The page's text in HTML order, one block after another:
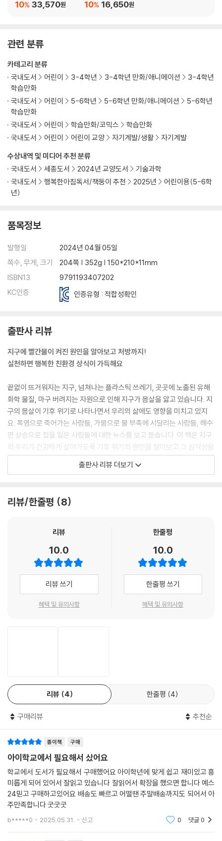
55 화학 물질은 어떻게 관리해야 하나요?
57 겨울에 내복을 챙겨 입으면 지구에 도움이 된다고요?
58 겨울을 따뜻하게 지내볼까요?
59 환경에 도움이 되는 냉장고 사용법이 있다고요?
60 냉동실에 낀 성에도 환경에 안 좋다고요?
61 손 씻을 때도 지구를 생각해야죠?
62 샤워할 때 어떻게 물을 아낄 수 있을까요?
63 물을 아끼는 방법이 방법이 많이 있다고요?
64 수돗물을 마셔도 된다고요?
66 우리가 사용하는 종이 양이 얼마나 될까요?
67 핸드 타월은 한 장으로도 충분하다고요?
68 손수건을 쓰는 것도 지구를 위한 거라고요?
70 LED가 뭐예요?
72 필요 없는 이메일은 지우는 게 좋다고요?
73 조금 불편한 여행도 괜찮다고요?
76 그린카드를 사용해 볼까요?
78 여행지에 사는 사람들은 행복할까요?
79 공정 여행이 뭐예요?
81 지구를 위해 불을 끄는 시간이 있다고요?
82 플로깅이 뭐예요?
83 해변을 살리는 비치코밍이 뭐예요?
84 새활용(업사이클링)이 뭐예요?
85 제로웨이스트가 뭐예요?
86 패스트 패션? 슬로우 패션?
87 옷은 환경에 어떤 빚이 있을까요?
88 착한 소비 ‘미닝아웃’이 뭐예요?
90 일상 속 환경운동가가 되어 볼까요?
33,570원
10% 16,650원
10%
관련 분류
수상내역 및 미디어 추천 분류
국내도서
세종도서 2024년 교양도서
기술과학
국내도서
행복한아침독서/책둥이 추천 2025년
어린이용(5-6학
년)
카테고리 분류
국내도서
어린이 3-4학년 3-4학년 만화/애니메이션
3-4학년
학습만화
국내도서
어린이 5-6학년 5-6학년 만화/애니메이션
5-6학년
학습만화
국내도서
어린이 학습만화/코믹스
학습만화
국내도서
어린이 어린이 교양 자기계발/생활 자기계발
품목정보
발행일
2024년 04월 05일
쪽수, 무게, 크기
204쪽 | 352g | 150*210*11mm
ISBN13
9791193407202
KC인증
인증유형 : 적합성확인
출판사 리뷰
지구에 빨간불이 켜진 원인을 알아보고 처방까지!
실천하면 행복한 친환경 상식이 가득해요
끝없이 뜨거워지는 지구, 넘쳐나는 플라스틱 쓰레기, 곳곳에 노출된 유해
화학 물질, 마구 버려지는 자원으로 인해 지구가 몸살을 앓고 있습니다. 지
구의 몸살이 기후 위기로 나타나면서 우리의 삶에도 영향을 미치고 있지
요. 폭염으로 죽어가는 사람들, 가뭄으로 물 부족에 시달리는 사람들, 해수
면 상승으로 집을 잃은 사람들에 대한 뉴스를 보고 듣습니다. 이 책은 지구
와 우리가 건강하게 살아가도록 기후 위기의 원인을 알아보고 그 심각성을
알기 쉽게 설명해 줍니다. 또한 우리 일상생활과 맞닿아 있는 문제들을 짚
어 보면서 어떻게 우리가 지구를 지켜나갈 수 있는지도 함께 알려 주지요.
환경 생활을 제대로 시작하게 하는 좋은 출발점이 되어 줄 거예요. 날마다
하고 실천할 수 있는 상식, 나아가 기업이나 환경 단체에 목소리를 내도록
한 환경 운동들도 소개해요. 쉬운 것부터 차근차근 실천하다 보면 지구와
함께 건강하고 행복게 살 수 있다는 용기와 자신감이 생겨날 거예요.
출판사 리뷰 더보기
리뷰/한줄평 8
리뷰
10.0
리뷰 쓰기
혜택 및 유의사항
한줄평
10.0
한줄평 쓰기
혜택 및 유의사항
리뷰 4 한줄평 4
구매리뷰 추천순
종이책 구매
아이학교에서 필요해서 샀어요
학교에서 도서가 필요해서 구매했어요 아이학년에 맞게 쉽고 재미있고 흥
미롭게 되어 있어서 잘읽고 있습니다 잘읽어서 확장을 했으면 합니다 예스
24믿고 구매하고있어요 배송도 빠르고 어떨땐 주말배송까지도 되어서 아
주만족합니다 굿굿굿
b*****0 2025.05.31. 신고 0 댓글0